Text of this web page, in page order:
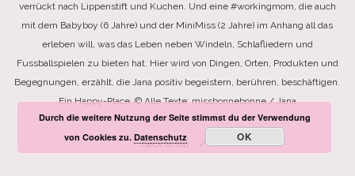
verrückt nach Lippenstift und Kuchen. Und eine #workingmom, die auch
mit dem Babyboy (6 Jahre) und der MiniMiss (2 Jahre) im Anhang all das
erleben will, was das Leben neben Windeln, Schlafliedern und
Fussballspielen zu bieten hat. Hier wird von Dingen, Orten, Produkten und
Begegnungen, erzählt, die Jana positiv begeistern, berühren, beschäftigen.
Ein Happy-Place. © Alle Texte: missbonnebonne / Jana
Back to top
Durch die weitere Nutzung der Seite stimmst du der Verwendung
von Cookies zu.Datenschutz OK